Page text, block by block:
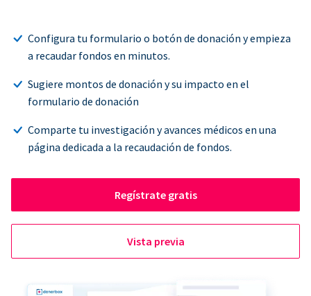
Configura tu formulario o botón de donación y empieza
a recaudar fondos en minutos.
Sugiere montos de donación y su impacto en el
formulario de donación
Comparte tu investigación y avances médicos en una
página dedicada a la recaudación de fondos.
Regístrate gratis
Vista previa